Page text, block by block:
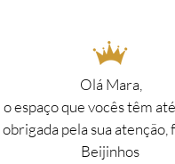
Olá Mara,
espaço que vocês têm
pela sua atenção,
Beijinhos